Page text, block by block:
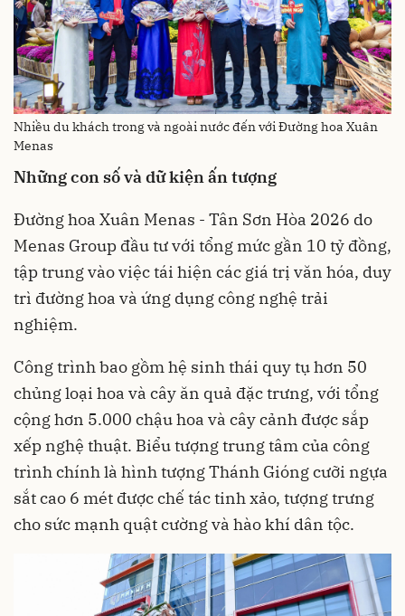
Nhiều du khách trong và ngoài nước đến với Đường hoa Xuân
Menas
Những con số và dữ kiện ấn tượng
Đường hoa Xuân Menas - Tân Sơn Hòa 2026 do
Menas Group đầu tư với tổng mức gần 10 tỷ đồng,
tập trung vào việc tái hiện các giá trị văn hóa, duy
trì đường hoa và ứng dụng công nghệ trải
nghiệm.
Công trình bao gồm hệ sinh thái quy tụ hơn 50
chủng loại hoa và cây ăn quả đặc trưng, với tổng
cộng hơn 5.000 chậu hoa và cây cảnh được sắp
xếp nghệ thuật. Biểu tượng trung tâm của công
trình chính là hình tượng Thánh Gióng cưỡi ngựa
sắt cao 6 mét được chế tác tinh xảo, tượng trưng
cho sức mạnh quật cường và hào khí dân tộc.